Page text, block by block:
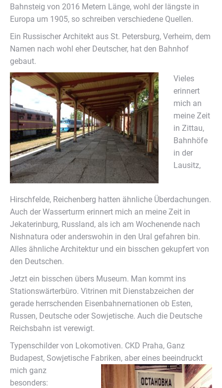
Bahnsteig von 2016 Metern Länge, wohl der längste in
Europa um 1905, so schreiben verschiedene Quellen.
Ein Russischer Architekt aus St. Petersburg, Verheim, dem
Namen nach wohl eher Deutscher, hat den Bahnhof
gebaut.
Vieles
erinnert
mich an
meine Zeit
in Zittau,
Bahnhöfe
in der
Lausitz,
Hirschfelde, Reichenberg hatten ähnliche Überdachungen.
Auch der Wasserturm erinnert mich an meine Zeit in
Jekaterinburg, Russland, als ich am Wochenende nach
Nishnatura oder anderswohin in den Ural gefahren bin.
Alles ähnliche Architektur und ein bisschen gekupfert von
den Deutschen.
Jetzt ein bisschen übers Museum. Man kommt ins
Stationswärterbüro. Vitrinen mit Dienstabzeichen der
gerade herrschenden Eisenbahnernationen ob Esten,
Russen, Deutsche oder Sowjetische. Auch die Deutsche
Reichsbahn ist verewigt.
Typenschilder von Lokomotiven. CKD Praha, Ganz
Budapest, Sowjetische Fabriken, aber eines beeindruckt
mich ganz
besonders: